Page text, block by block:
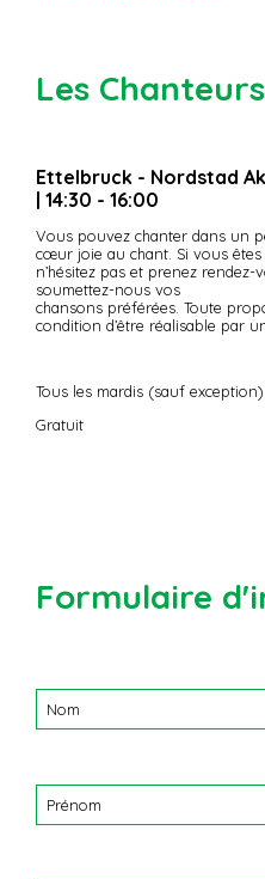
Les
Ettelbruck - Nordstad
| 14:30 - 16:00
Vous pouvez chanter dans un
cœur joie au chant. Si vous êtes
n’hésitez pas et prenez
soumettez-nous vos
chansons préférées. Toute
condition d’être réalisable par
Tous les mardis (sauf exception)
Gratuit
Formulaire